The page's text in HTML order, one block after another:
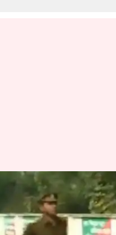
तबादले से
किमी दौड़कर
कोशिश में हुआ